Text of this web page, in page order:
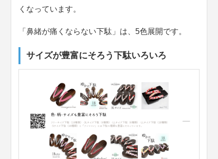
くなっています。
「鼻緒が痛くならない下駄」は、5色展開です。
サイズが豊富にそろう下駄いろいろ